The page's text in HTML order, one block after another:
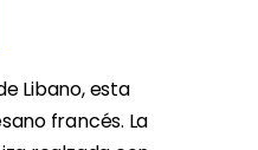
Libano, esta
francés. La